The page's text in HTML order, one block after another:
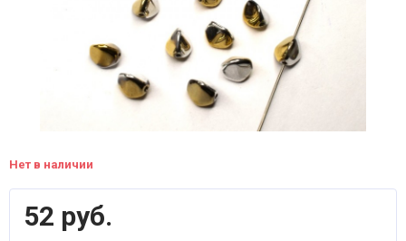
Нет в наличии
52 руб.